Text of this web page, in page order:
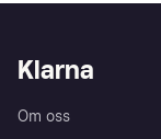
Klarna
Om oss